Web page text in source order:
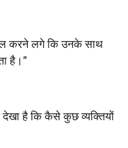
करने लगे कि उनके साथ
है।”
है कि कैसे कुछ व्यक्तियों